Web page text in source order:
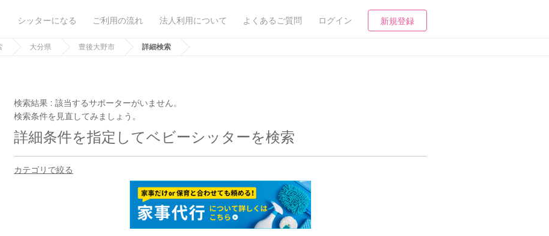
シッターになる ご利用の流れ 法人利用について よくあるご質問 ログイン 新規登録
大分県 豊後大野市 詳細検索
検索結果 :該当するサポーターがいません。
検索条件を見直してみましょう。
詳細条件を指定してベビーシッターを検索
カテゴリで絞る